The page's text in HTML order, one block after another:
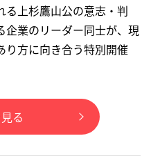
る上杉鷹山公の意志・判
企業のリーダー同士が、現
り方に向き合う特別開催
る